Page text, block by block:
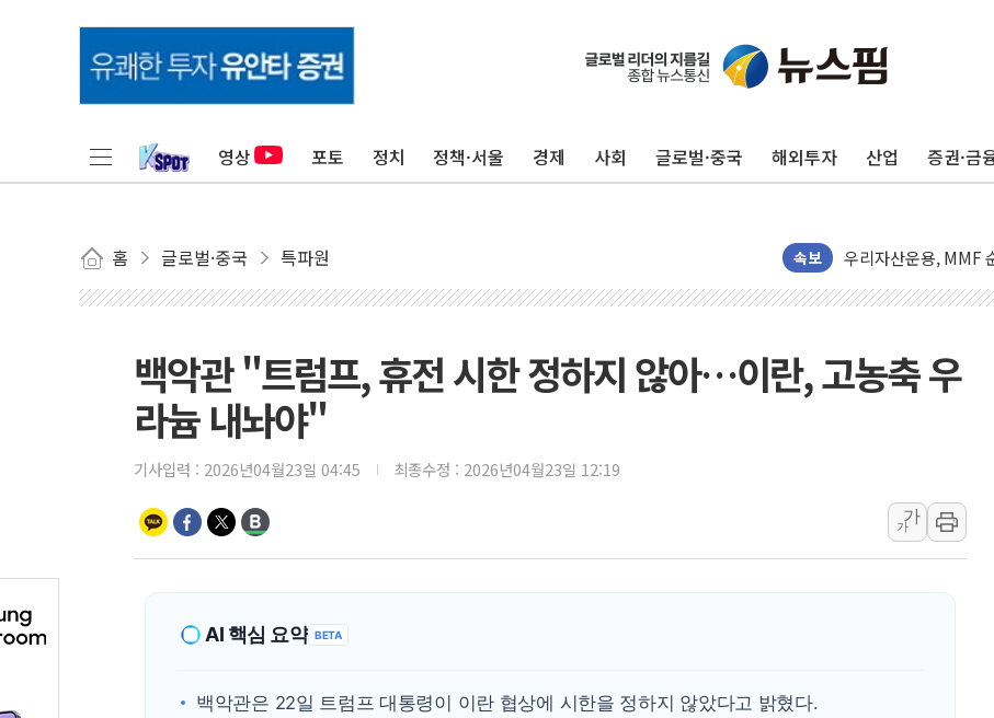
영상 포토 정치 정책·서울 경제 사회 글로벌·중국 해외투자 산업 증권·금
홈 글로벌·중국 특파원 속보
박홍근 "국가재정시
李대통령, 진급 장성
TBH글로벌, 상반기
AI 메모리 향한 뜨거
"내년 메모리 물량
현대지에프홀딩스,
관광객 3000만명
[뉴스핌 이 시각
美 정보 당국 "푸틴,
인도, 바이오가스 생
서울시, 정비사업으
신인류콘텐츠, 핀란
"일부 존치" vs "전
백악관 "트럼프, 휴전 시한 정하지 않아…이란, 고농축 우
라늄 내놔야"
기사입력 : 2026년04월23일 04:45 최종수정 : 2026년04월23일 12:19
가
가
AI 핵심 요약 BETA
백악관은 22일 트럼프 대통령이 이란 협상에 시한을 정하지 않았다고 밝혔다.